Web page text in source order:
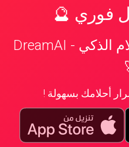
فوري 🔮
📱 تطبيق تفسير الأحلام الذكي - DreamAI
أحلامك بسهولة !